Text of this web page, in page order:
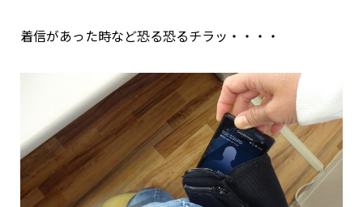
着信があった時など恐る恐るチラッ・・・・